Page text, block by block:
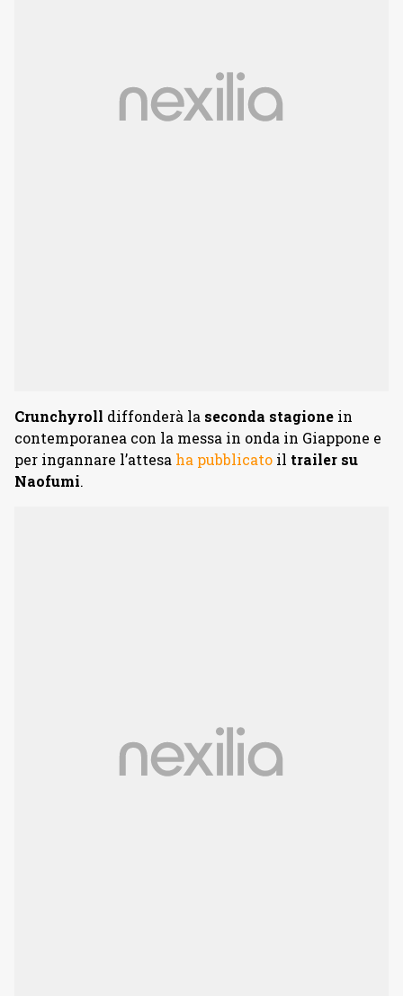
Crunchyroll diffonderà la seconda stagione in
contemporanea con la messa in onda in Giappone e
per ingannare l’attesa ha pubblicato il trailer su
Naofumi.